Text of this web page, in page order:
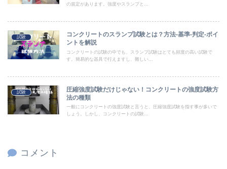
の規定があります。強度やスランプと...
試験
コンクリートのスランプ試験とは？方法-基準-判定-ポイ
ントを解説
コンクリートの試験の中でも、スランプ試験はとても頻度の高い試験で
す。簡易的な器具で行えますし、難しい...
試験
圧縮強度試験だけじゃない！コンクリートの強度試験方
法の種類
一般にコンクリートの強度試験と言うと、圧縮強度試験を指す事が多いで
しょう。しかし、コンクリートの試験...
コメント